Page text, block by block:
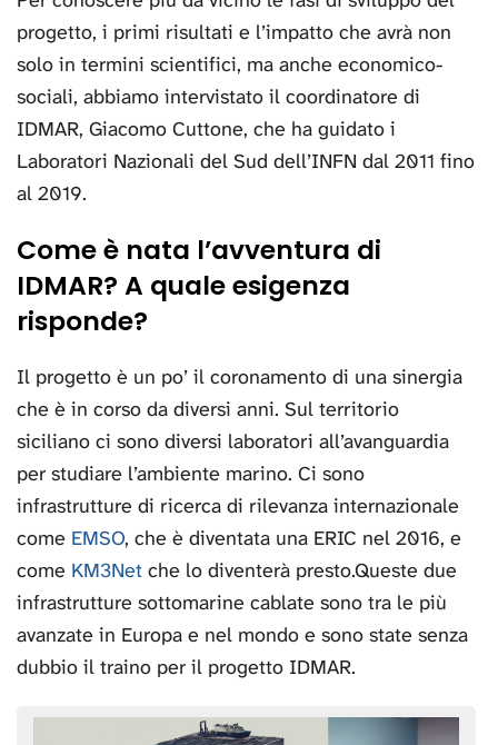
progetto, i primi risultati e l’impatto che avrà non
solo in termini scientifici, ma anche economico-
sociali, abbiamo intervistato il coordinatore di
IDMAR, Giacomo Cuttone, che ha guidato i
Laboratori Nazionali del Sud dell’INFN dal 2011 fino
al 2019.
Come è nata l’avventura di
IDMAR? A quale esigenza
risponde?
Il progetto è un po’ il coronamento di una sinergia
che è in corso da diversi anni. Sul territorio
siciliano ci sono diversi laboratori all’avanguardia
per studiare l’ambiente marino. Ci sono
infrastrutture di ricerca di rilevanza internazionale
come EMSO, che è diventata una ERIC nel 2016, e
come KM3Net che lo diventerà presto.Queste due
infrastrutture sottomarine cablate sono tra le più
avanzate in Europa e nel mondo e sono state senza
dubbio il traino per il progetto IDMAR.